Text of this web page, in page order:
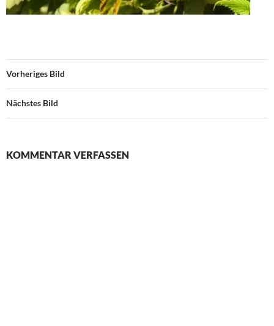
Vorheriges Bild
Nächstes Bild
KOMMENTAR VERFASSEN